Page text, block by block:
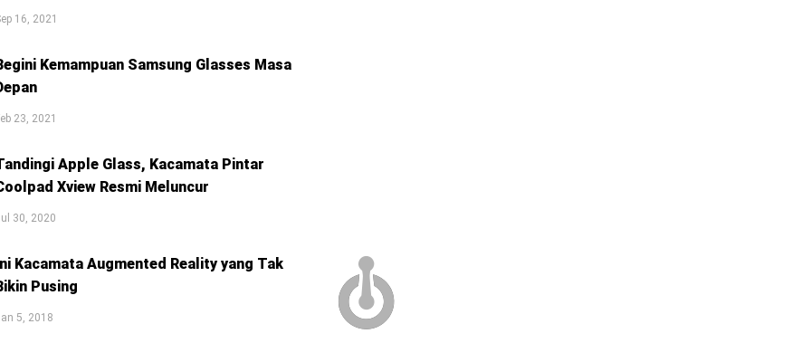
16, 2021
Kemampuan Samsung Glasses Masa
23, 2021
Apple Glass, Kacamata Pintar
Xview Resmi Meluncur
30, 2020
Kacamata Augmented Reality yang Tak
Pusing
5, 2018